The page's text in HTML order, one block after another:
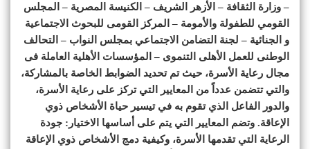
– وزارة الثقافة – الأزهر الشريف – الكنيسة المصرية – المجلس
القومي للطفولة والأمومة – المركز القومى للبحوث الاجتماعية
و الجنائية – لجنة التضامن الاجتماعي بمجلس النواب – التحالف
الوطنى للعمل الأهلى التنموى – المؤسسات الأهلية العاملة فى
مجال رعاية الأسرة، حيث تم تحديد الضوابط الخاصة بالمشاركة،
والتي تتضمن عدداً من المعايير التي تركز على رعاية الأسرة،
والدور الفاعل الذي تقوم به في تيسير حياة الأشخاص ذوي
الإعاقة. وتضم المعايير التي يتم على أساسها الاختيار: جودة
الرعاية التي تقدمها الأسرة، وكيفية دمج الأشخاص ذوي الإعاقة